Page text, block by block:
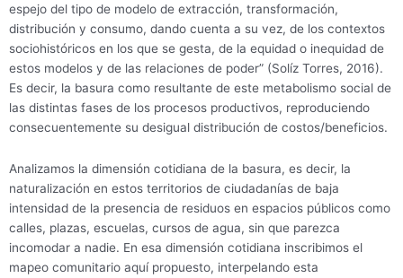
espejo del tipo de modelo de extracción, transformación,
distribución y consumo, dando cuenta a su vez, de los contextos
sociohistóricos en los que se gesta, de la equidad o inequidad de
estos modelos y de las relaciones de poder” (Solíz Torres, 2016).
Es decir, la basura como resultante de este metabolismo social de
las distintas fases de los procesos productivos, reproduciendo
consecuentemente su desigual distribución de costos/beneficios.
Analizamos la dimensión cotidiana de la basura, es decir, la
naturalización en estos territorios de ciudadanías de baja
intensidad de la presencia de residuos en espacios públicos como
calles, plazas, escuelas, cursos de agua, sin que parezca
incomodar a nadie. En esa dimensión cotidiana inscribimos el
mapeo comunitario aquí propuesto, interpelando esta